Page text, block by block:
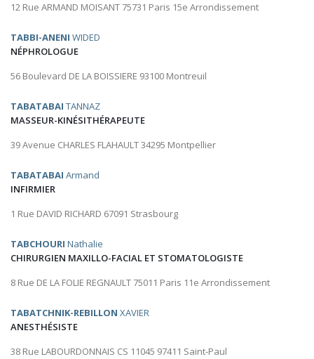
12 Rue ARMAND MOISANT 75731 Paris 15e Arrondissement
TABBI-ANENI WIDED
NÉPHROLOGUE
56 Boulevard DE LA BOISSIERE 93100 Montreuil
TABATABAI TANNAZ
MASSEUR-KINÉSITHÉRAPEUTE
39 Avenue CHARLES FLAHAULT 34295 Montpellier
TABATABAI Armand
INFIRMIER
1 Rue DAVID RICHARD 67091 Strasbourg
TABCHOURI Nathalie
CHIRURGIEN MAXILLO-FACIAL ET STOMATOLOGISTE
8 Rue DE LA FOLIE REGNAULT 75011 Paris 11e Arrondissement
TABATCHNIK-REBILLON XAVIER
ANESTHÉSISTE
38 Rue LABOURDONNAIS CS 11045 97411 Saint-Paul